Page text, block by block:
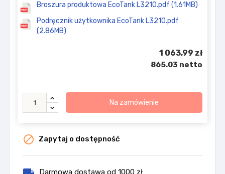
Broszura produktowa EcoTank L3210.pdf (1.61MB)
Podręcznik użytkownika EcoTank L3210.pdf
(2.86MB)
1 063,99 zł
865.03 netto
Na zamówienie
 Zapytaj o dostępność
Darmowa dostawa od 1000 zł